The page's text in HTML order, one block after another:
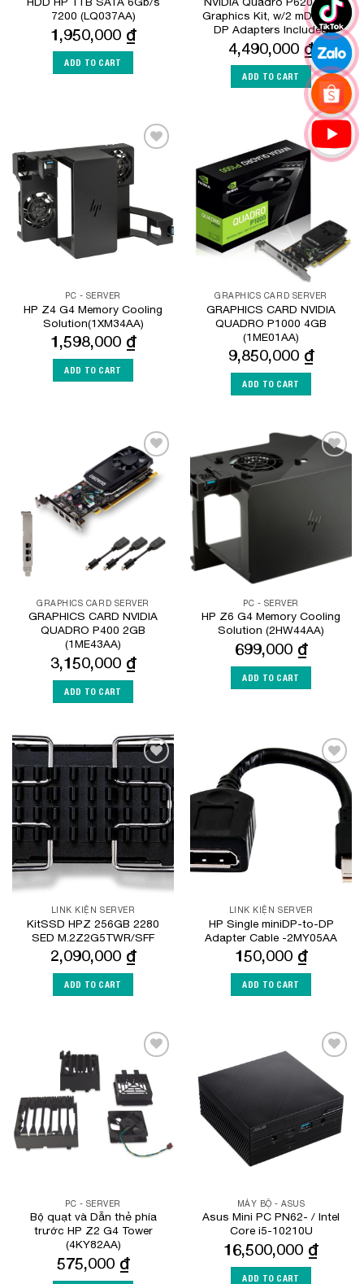
7200 (LQ037AA)
1,950,000 ₫
ADD TO CART
Graphics Kit, w/2 mDP-to-
DP Adapters Included
4,490,000 ₫
ADD TO CART
Wishlist
PC - SERVER
HP Z4 G4 Memory Cooling
Solution(1XM34AA)
1,598,000 ₫
ADD TO CART
Add to
GRAPHICS CARD SERVER
GRAPHICS CARD NVIDIA
QUADRO P1000 4GB
(1ME01AA)
9,850,000 ₫
ADD TO CART
Add to
Wishlist
GRAPHICS CARD SERVER
GRAPHICS CARD NVIDIA
QUADRO P400 2GB
(1ME43AA)
3,150,000 ₫
ADD TO CART
Add to
PC - SERVER
HP Z6 G4 Memory Cooling
Solution (2HW44AA)
699,000 ₫
ADD TO CART
Wishlist
LINK KIỆN SERVER
KitSSD HPZ 256GB 2280
SED M.2Z2G5TWR/SFF
2,090,000 ₫
ADD TO CART
Add to
Wishlist
LINK KIỆN SERVER
HP Single miniDP-to-DP
Adapter Cable -2MY05AA
150,000 ₫
ADD TO CART
Add to
Wishlist
PC - SERVER
Bộ quạt và Dẫn thẻ phía
trước HP Z2 G4 Tower
(4KY82AA)
575,000 ₫
Wishlist
MÁY BỘ - ASUS
Asus Mini PC PN62- / Intel
Core i5-10210U
16,500,000 ₫
ADD TO CART